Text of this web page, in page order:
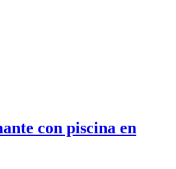
con piscina en